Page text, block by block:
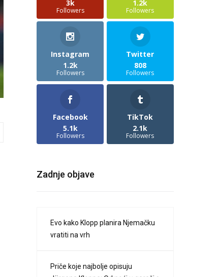
3k
Followers
1.2k
Followers
Instagram
1.2k
Followers
Twitter
808
Followers
Facebook
5.1k
Followers
TikTok
2.1k
Followers
Zadnje objave
Evo kako Klopp planira Njemačku
vratiti na vrh
Priče koje najbolje opisuju